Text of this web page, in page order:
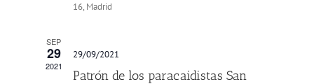
16, Madrid
SEP
29
2021
29/09/2021
Patrón de los paracaidistas San